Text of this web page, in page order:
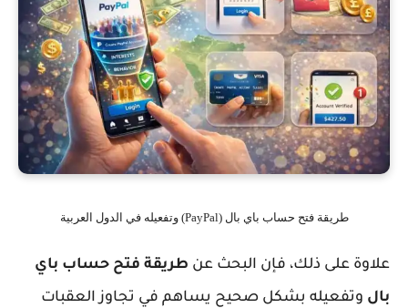
طريقة فتح حساب باي بال (PayPal) وتفعيله في الدول العربية
علاوة على ذلك، فإن البحث عن طريقة فتح حساب باي
بال وتفعيله بشكل صحيح يساهم في تجاوز العقبات